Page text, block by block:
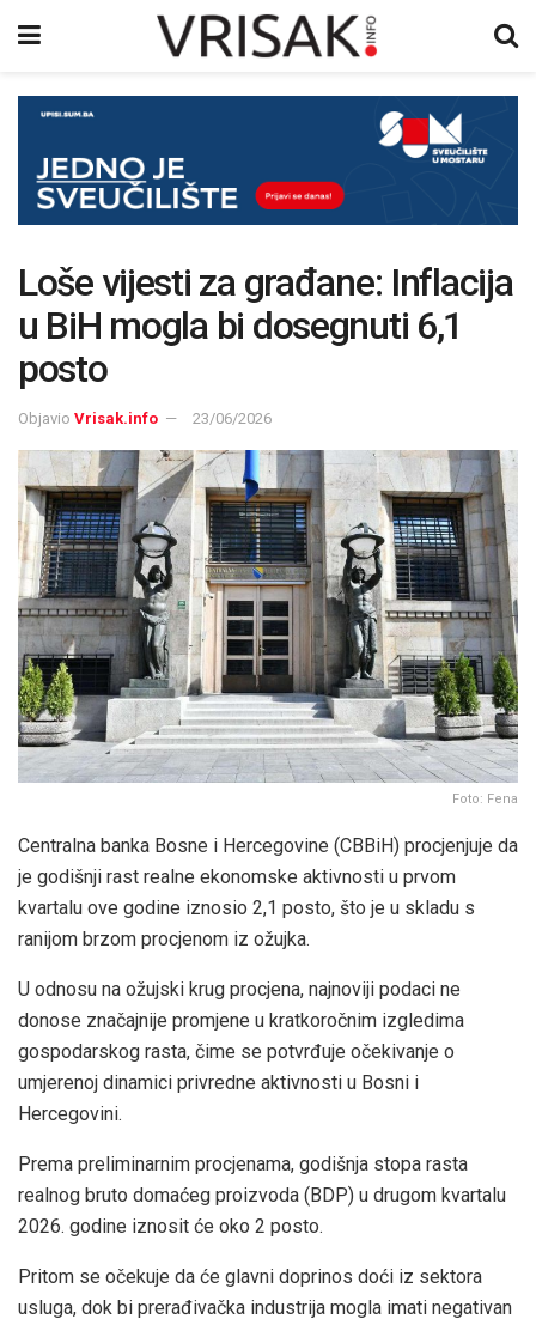
Loše vijesti za građane: Inflacija
u BiH mogla bi dosegnuti 6,1
posto
Objavio Vrisak.info 23/06/2026
Foto: Fena
Centralna banka Bosne i Hercegovine (CBBiH) procjenjuje da
je godišnji rast realne ekonomske aktivnosti u prvom
kvartalu ove godine iznosio 2,1 posto, što je u skladu s
ranijom brzom procjenom iz ožujka.
U odnosu na ožujski krug procjena, najnoviji podaci ne
donose značajnije promjene u kratkoročnim izgledima
gospodarskog rasta, čime se potvrđuje očekivanje o
umjerenoj dinamici privredne aktivnosti u Bosni i
Hercegovini.
Prema preliminarnim procjenama, godišnja stopa rasta
realnog bruto domaćeg proizvoda (BDP) u drugom kvartalu
2026. godine iznosit će oko 2 posto.
Pritom se očekuje da će glavni doprinos doći iz sektora
usluga, dok bi prerađivačka industrija mogla imati negativan